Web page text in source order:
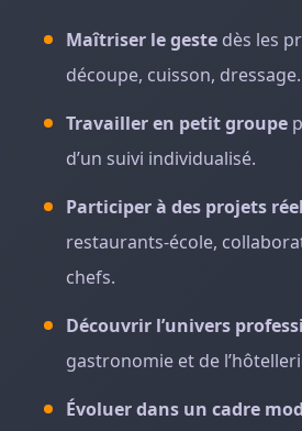
Maîtriser le geste dès les
découpe, cuisson, dressage.
Travailler en petit groupe
d’un suivi individualisé.
Participer à des projets
restaurants-école,
chefs.
Découvrir l’univers
gastronomie et de
Évoluer dans un cadre